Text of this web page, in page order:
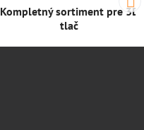
Kompletný sortiment pre 3D
tlač